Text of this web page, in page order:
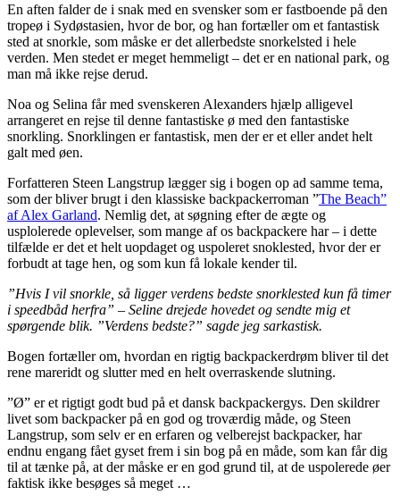
En aften falder de i snak med en svensker som er fastboende på den
tropeø i Sydøstasien, hvor de bor, og han fortæller om et fantastisk
sted at snorkle, som måske er det allerbedste snorkelsted i hele
verden. Men stedet er meget hemmeligt – det er en national park, og
man må ikke rejse derud.
Noa og Selina får med svenskeren Alexanders hjælp alligevel
arrangeret en rejse til denne fantastiske ø med den fantastiske
snorkling. Snorklingen er fantastisk, men der er et eller andet helt
galt med øen.
Forfatteren Steen Langstrup lægger sig i bogen op ad samme tema,
som der bliver brugt i den klassiske backpackerroman ”The Beach”
af Alex Garland. Nemlig det, at søgning efter de ægte og
usplolerede oplevelser, som mange af os backpackere har – i dette
tilfælde er det et helt uopdaget og uspoleret snoklested, hvor der er
forbudt at tage hen, og som kun få lokale kender til.
”Hvis I vil snorkle, så ligger verdens bedste snorklested kun få timer
i speedbåd herfra” – Seline drejede hovedet og sendte mig et
spørgende blik. ”Verdens bedste?” sagde jeg sarkastisk.
Bogen fortæller om, hvordan en rigtig backpackerdrøm bliver til det
rene mareridt og slutter med en helt overraskende slutning.
”Ø” er et rigtigt godt bud på et dansk backpackergys. Den skildrer
livet som backpacker på en god og troværdig måde, og Steen
Langstrup, som selv er en erfaren og velberejst backpacker, har
endnu engang fået gyset frem i sin bog på en måde, som kan får dig
til at tænke på, at der måske er en god grund til, at de uspolerede øer
faktisk ikke besøges så meget …